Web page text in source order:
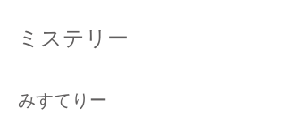
ミステリー
みすてりー